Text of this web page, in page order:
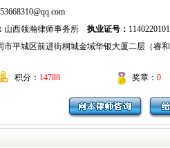
山西领瀚律师事务所 执业证号：
市平城区前进街桐城金域华银大厦二层（睿和
积分： 14788 奖章： 0